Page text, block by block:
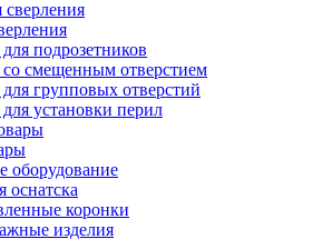
подрозетников
смещенным отверстием
групповых отверстий
установки перил
оборудование
оснатска
коронки